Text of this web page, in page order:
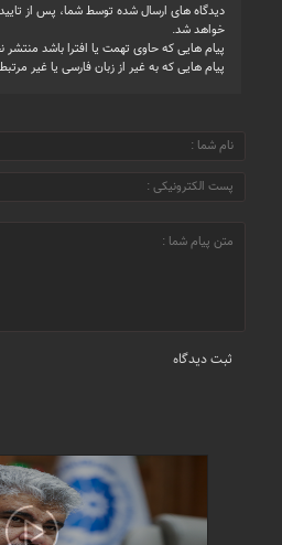
دیدگاه های ارسال شده توسط شما، پس از
خواهد شد.
پیام هایی که حاوی تهمت یا افترا باشد منتشر
پیام هایی که به غیر از زبان فارسی یا غیر